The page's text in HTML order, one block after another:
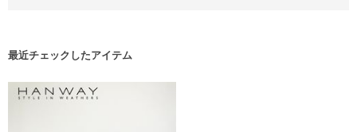
最近チェックしたアイテム